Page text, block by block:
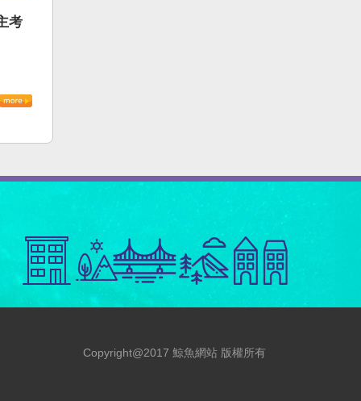
考
Copyright@2017 鯨魚網站 版權所有